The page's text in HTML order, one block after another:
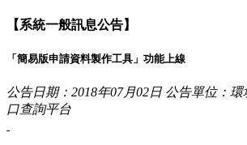
【系統一般訊息公告】
「簡易版申請資料製作工具」功能上線
公告日期：2018年07月02日 公告單位：
口查詢平台